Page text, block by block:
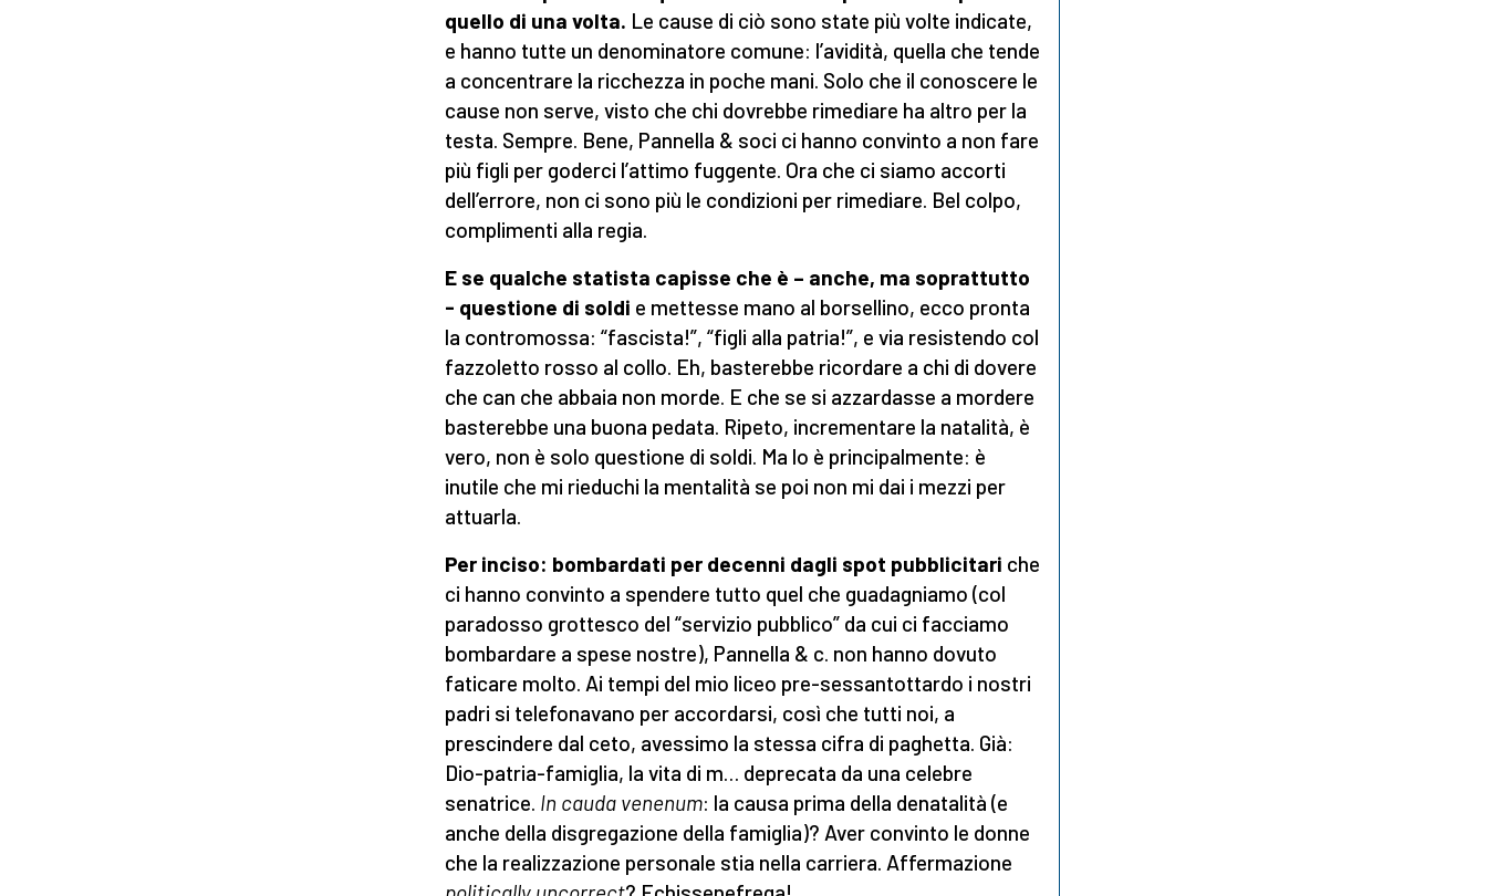
quello di una volta. Le cause di ciò sono state più volte indicate,
e hanno tutte un denominatore comune: l’avidità, quella che tende
a concentrare la ricchezza in poche mani. Solo che il conoscere le
cause non serve, visto che chi dovrebbe rimediare ha altro per la
testa. Sempre. Bene, Pannella & soci ci hanno convinto a non fare
più figli per goderci l’attimo fuggente. Ora che ci siamo accorti
dell’errore, non ci sono più le condizioni per rimediare. Bel colpo,
complimenti alla regia.
E se qualche statista capisse che è – anche, ma soprattutto
- questione di soldi e mettesse mano al borsellino, ecco pronta
la contromossa: “fascista!”, “figli alla patria!”, e via resistendo col
fazzoletto rosso al collo. Eh, basterebbe ricordare a chi di dovere
che can che abbaia non morde. E che se si azzardasse a mordere
basterebbe una buona pedata. Ripeto, incrementare la natalità, è
vero, non è solo questione di soldi. Ma lo è principalmente: è
inutile che mi rieduchi la mentalità se poi non mi dai i mezzi per
attuarla.
Per inciso: bombardati per decenni dagli spot pubblicitari che
ci hanno convinto a spendere tutto quel che guadagniamo (col
paradosso grottesco del “servizio pubblico” da cui ci facciamo
bombardare a spese nostre), Pannella & c. non hanno dovuto
faticare molto. Ai tempi del mio liceo pre-sessantottardo i nostri
padri si telefonavano per accordarsi, così che tutti noi, a
prescindere dal ceto, avessimo la stessa cifra di paghetta. Già:
Dio-patria-famiglia, la vita di m… deprecata da una celebre
senatrice. In cauda venenum: la causa prima della denatalità (e
anche della disgregazione della famiglia)? Aver convinto le donne
che la realizzazione personale stia nella carriera. Affermazione